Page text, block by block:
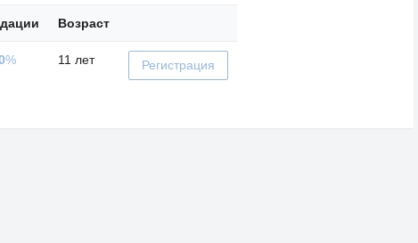
Возраст
% 11 лет Регистрация